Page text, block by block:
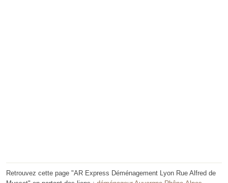
Retrouvez cette page "AR Express Déménagement Lyon Rue Alfred de